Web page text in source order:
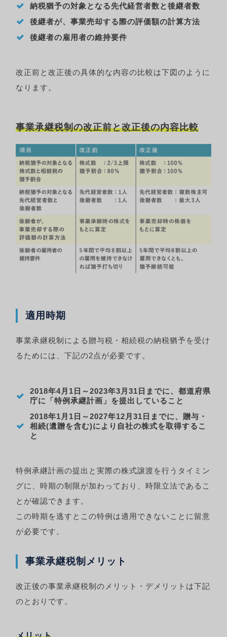
納税猶予の対象となる先代経営者数と後継者数
後継者が、事業売却する際の評価額の計算方法
後継者の雇用者の維持要件
改正前と改正後の具体的な内容の比較は下図のように
なります。
事業承継税制の改正前と改正後の内容比較
適用時期
事業承継税制による贈与税・相続税の納税猶予を受け
るためには、下記の2点が必要です。
2018年4月1日～2023年3月31日までに、都道府県
庁に「特例承継計画」を提出していること
2018年1月1日～2027年12月31日までに、贈与・
相続(遺贈を含む)により自社の株式を取得するこ
と
特例承継計画の提出と実際の株式譲渡を行うタイミン
グに、時期の制限が加わっており、時限立法であるこ
とが確認できます。
この時期を逃すとこの特例は適用できないことに留意
が必要です。
事業承継税制メリット
改正後の事業承継税制のメリット・デメリットは下記
のとおりです。